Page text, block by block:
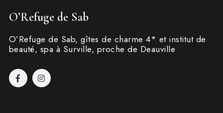
O’Refuge de Sab
O’Refuge de Sab, gîtes de charme 4* et institut de
beauté, spa à Surville, proche de Deauville